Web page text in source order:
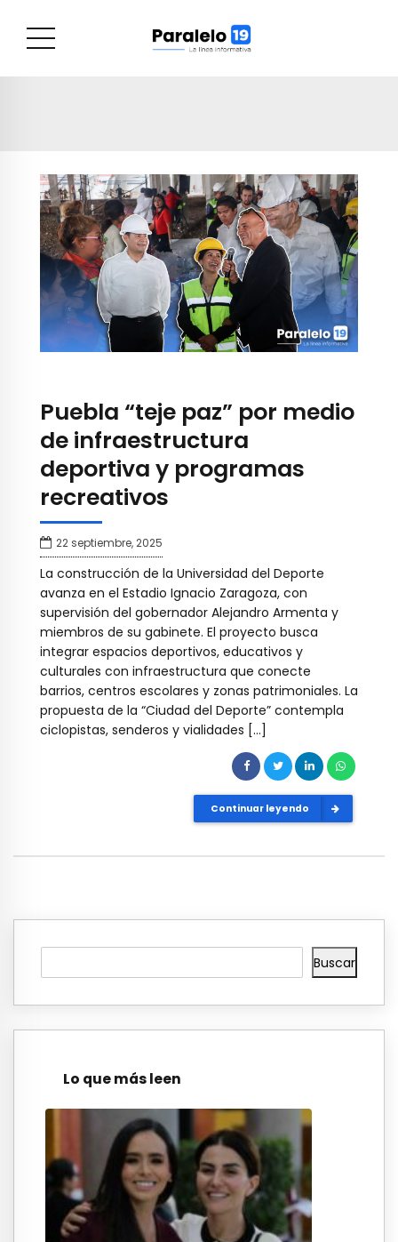
Puebla “teje paz” por medio
de infraestructura
deportiva y programas
recreativos
22 septiembre, 2025
La construcción de la Universidad del Deporte
avanza en el Estadio Ignacio Zaragoza, con
supervisión del gobernador Alejandro Armenta y
miembros de su gabinete. El proyecto busca
integrar espacios deportivos, educativos y
culturales con infraestructura que conecte
barrios, centros escolares y zonas patrimoniales. La
propuesta de la “Ciudad del Deporte” contempla
ciclopistas, senderos y vialidades […]
Continuar leyendo
Buscar
Lo que más leen